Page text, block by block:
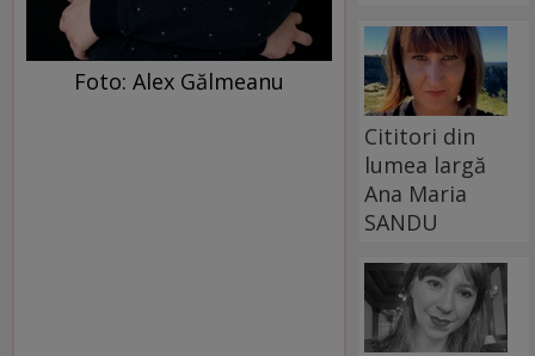
Foto: Alex Gălmeanu
Cititori din
lumea largă
Ana Maria
SANDU